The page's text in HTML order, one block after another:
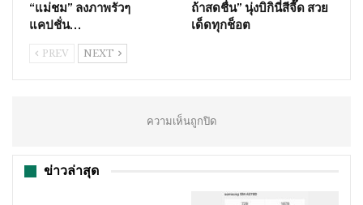
“แม่ชม” ลงภาพรัวๆ
แคปชั่น…
ถ้าสดชื่น” นุ่งบิกินี่สีจี๊ด สวย
เด็ดทุกช็อต
PREV NEXT
ความเห็นถูกปิด
ข่าวล่าสุด